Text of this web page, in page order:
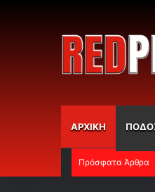
ΑΡΧΙΚΗ
Πρόσφατα Άρθρα